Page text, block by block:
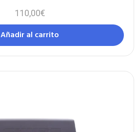
110,00€
Añadir al carrito